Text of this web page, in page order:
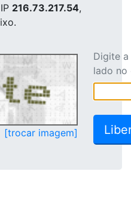
216.73.217.54,
[trocar imagem]
Digite
lado no